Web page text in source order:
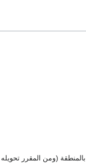
بالمنطقة (ومن المقرر